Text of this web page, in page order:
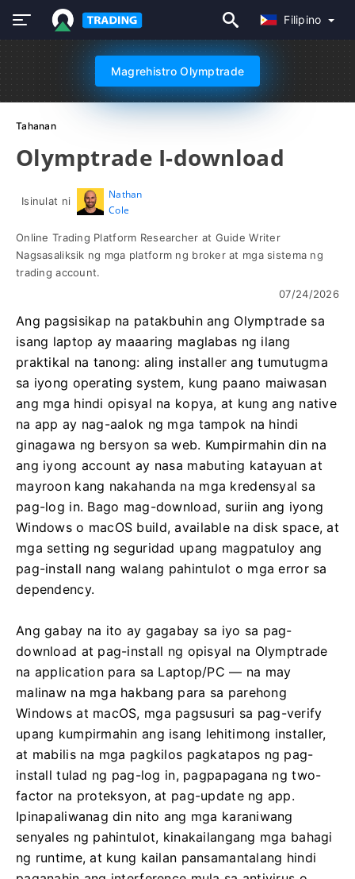
Filipino
Magrehistro Olymptrade
Tahanan
Olymptrade I-download
Isinulat ni
Nathan
Cole
Online Trading Platform Researcher at Guide Writer
Nagsasaliksik ng mga platform ng broker at mga sistema ng
trading account.
07/24/2026
Ang pagsisikap na patakbuhin ang Olymptrade sa
isang laptop ay maaaring maglabas ng ilang
praktikal na tanong: aling installer ang tumutugma
sa iyong operating system, kung paano maiwasan
ang mga hindi opisyal na kopya, at kung ang native
na app ay nag-aalok ng mga tampok na hindi
ginagawa ng bersyon sa web. Kumpirmahin din na
ang iyong account ay nasa mabuting katayuan at
mayroon kang nakahanda na mga kredensyal sa
pag-log in. Bago mag-download, suriin ang iyong
Windows o macOS build, available na disk space, at
mga setting ng seguridad upang magpatuloy ang
pag-install nang walang pahintulot o mga error sa
dependency.
Ang gabay na ito ay gagabay sa iyo sa pag-
download at pag-install ng opisyal na Olymptrade
na application para sa Laptop/PC — na may
malinaw na mga hakbang para sa parehong
Windows at macOS, mga pagsusuri sa pag-verify
upang kumpirmahin ang isang lehitimong installer,
at mabilis na mga pagkilos pagkatapos ng pag-
install tulad ng pag-log in, pagpapagana ng two-
factor na proteksyon, at pag-update ng app.
Ipinapaliwanag din nito ang mga karaniwang
senyales ng pahintulot, kinakailangang mga bahagi
ng runtime, at kung kailan pansamantalang hindi